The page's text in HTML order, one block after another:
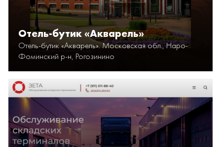
Отель-бутик «Акварель»
Отель-бутик «Акварель». Московская обл., Наро-
Фоминский р-н, Рогозинино